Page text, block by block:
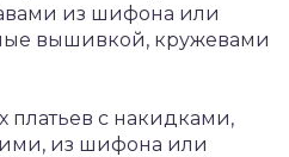
из шифона или
вышивкой, кружевами
платьев с накидками,
из шифона или